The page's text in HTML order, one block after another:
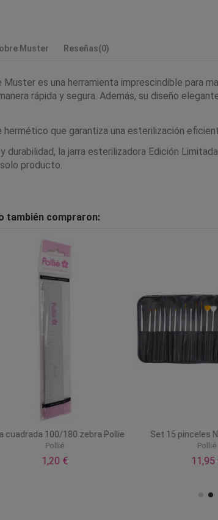
Muster Reseñas(0)
Muster es una herramienta imprescindible para
rápida y segura. Además, su diseño
que garantiza una esterilización
durabilidad, la jarra esterilizadora Edición
producto.
también compraron:
cuadrada 100/180 zebra Pollie
Pollié
1,20 €
Set 15 pinceles
Pollié
11,95